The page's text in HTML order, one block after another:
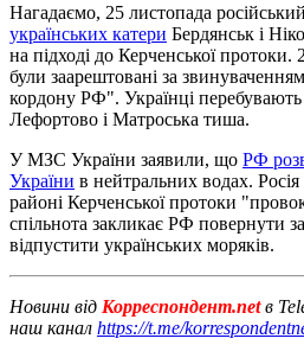
Нагадаємо, 25 листопада російський
українських катери Бердянськ і
на підході до Керченської протоки.
були заарештовані за
кордону РФ". Українці
Лефортово і Матроська тиша.
У МЗС України заявили, що РФ
України в нейтральних водах. Росія
районі Керченської протоки
спільнота закликає РФ повернути
відпустити українських моряків.
Новини від Корреспондент.netв
наш канал https://t.me/